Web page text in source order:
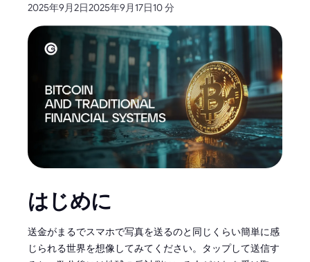
2025年9月2日2025年9月17日10 分
はじめに
送金がまるでスマホで写真を送るのと同じくらい簡単に感
じられる世界を想像してみてください。タップして送信す